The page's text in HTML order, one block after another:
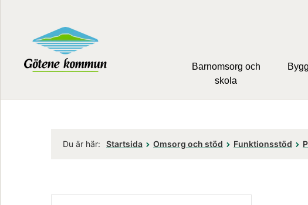
Barnomsorg och
skola
Du är här: Startsida Omsorg och stöd Funktionsstöd